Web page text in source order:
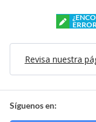
Revisa nuestra
Síguenos en: